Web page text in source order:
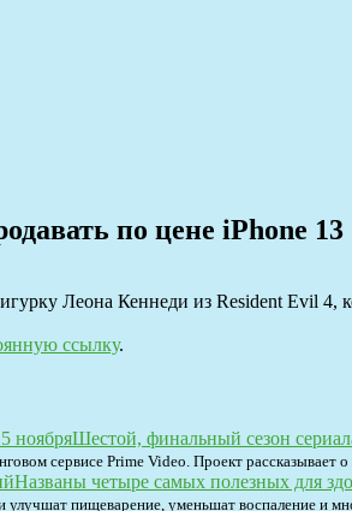
по цене iPhone 13
Леона Кеннеди из Resident Evil 4,
ссылку.
Шестой, финальный сезон
сервисе Prime Video. Проект рассказывает
Названы четыре самых полезных для
улучшат пищеварение, уменьшат воспаление и